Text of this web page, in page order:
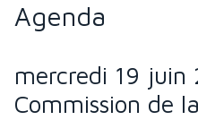
Agenda
mercredi 19
Commission de